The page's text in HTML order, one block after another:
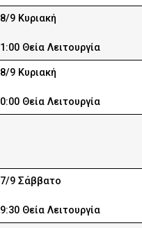
9 Κυριακή
Θεία Λειτουργία
9 Κυριακή
Θεία Λειτουργία
9 Σάββατο
Θεία Λειτουργία